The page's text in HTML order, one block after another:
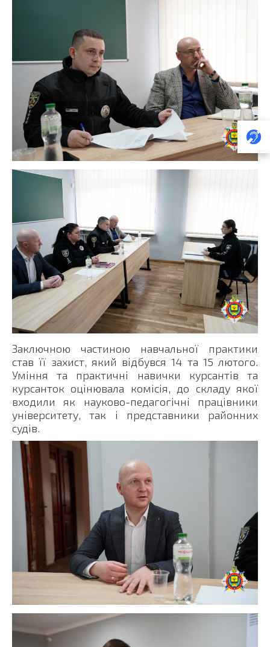
Заключною частиною навчальної практики
став її захист, який відбувся 14 та 15 лютого.
Уміння та практичні навички курсантів та
курсанток оцінювала комісія, до складу якої
входили як науково-педагогічні працівники
університету, так і представники районних
судів.